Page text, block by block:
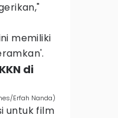
memiliki
di
Erfah Nanda)
untuk film